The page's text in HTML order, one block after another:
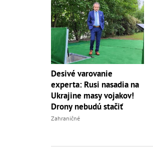
Desivé varovanie
experta: Rusi nasadia na
Ukrajine masy vojakov!
Drony nebudú stačiť
Zahraničné